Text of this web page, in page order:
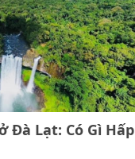
Đà Lạt: Có Gì Hấp